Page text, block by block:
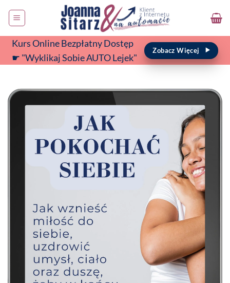
Kurs Online Bezpłatny Dostęp
☛ "Wyklikaj Sobie AUTO Lejek"
Zobacz Więcej